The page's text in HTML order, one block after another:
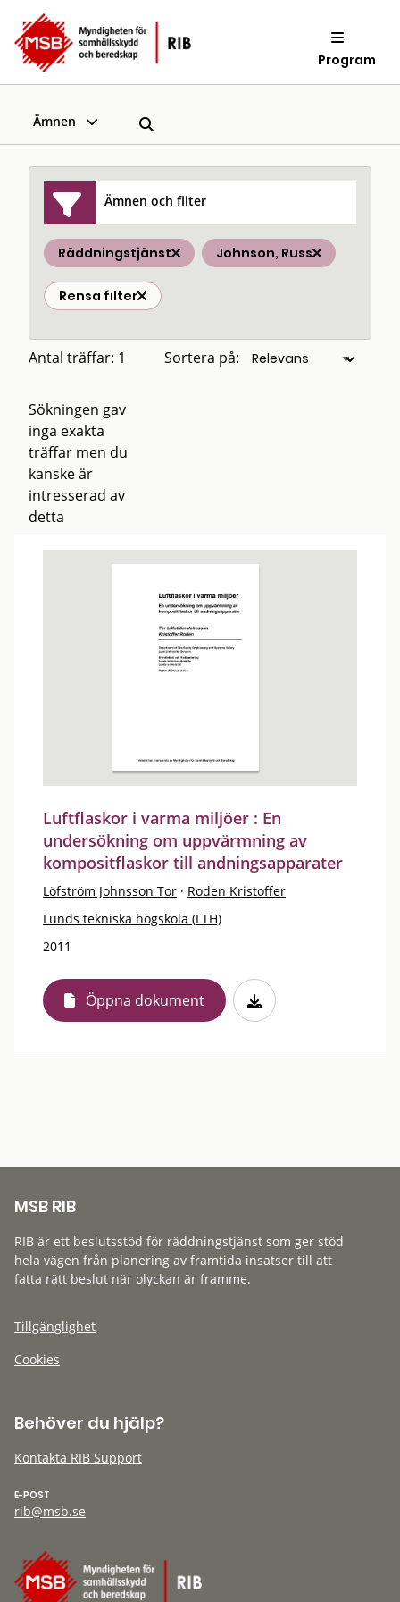
Program
Ämnen
Ämnen och filter
Räddningstjänst Johnson, Russ
Rensa filter
Antal träffar: 1 Sortera på:
Sökningen gav
inga exakta
träffar men du
kanske är
intresserad av
detta
Luftflaskor i varma miljöer : En
undersökning om uppvärmning av
kompositflaskor till andningsapparater
Löfström Johnsson Tor · Roden Kristoffer
Lunds tekniska högskola (LTH)
2011
Öppna dokument
MSB RIB
RIB är ett beslutsstöd för räddningstjänst som ger stöd
hela vägen från planering av framtida insatser till att
fatta rätt beslut när olyckan är framme.
Tillgänglighet
Cookies
Behöver du hjälp?
Kontakta RIB Support
E-POST
rib@msb.se